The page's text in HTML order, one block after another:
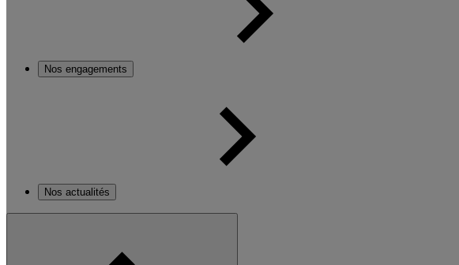
Nos engagements
Nos actualités